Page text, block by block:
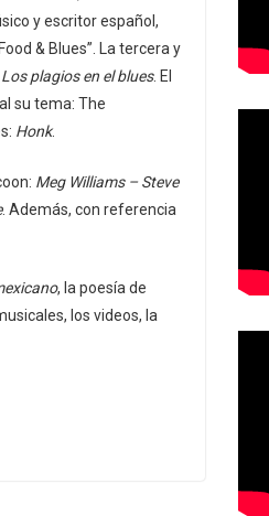
y escritor español,
& Blues”. La tercera y
Los plagios en el blues. El
su tema: The
Honk.
Meg Williams – Steve
. Además, con referencia
, la poesía de
los videos, la